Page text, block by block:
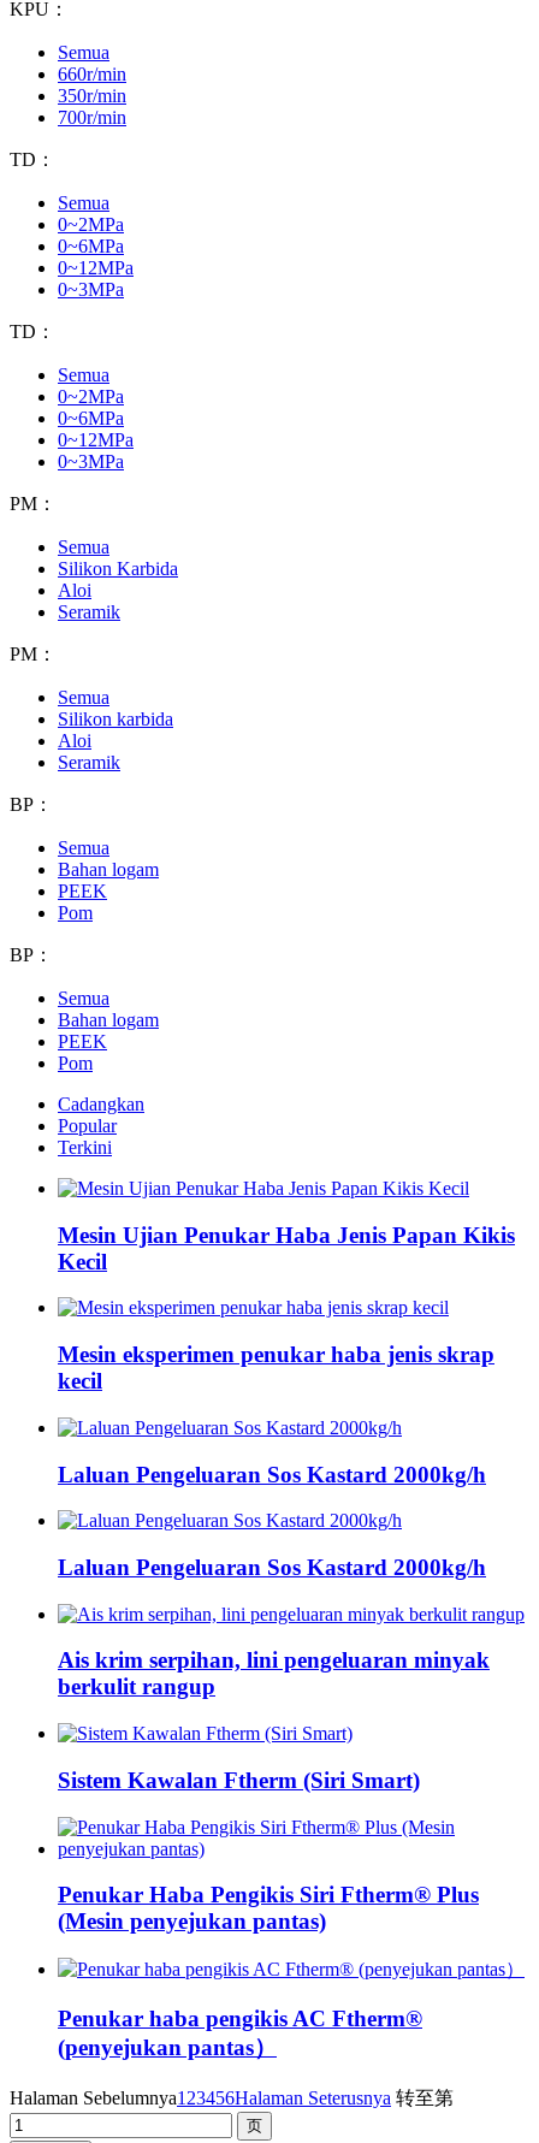
KPU：
Semua
660r/min
350r/min
700r/min
TD：
Semua
0~2MPa
0~6MPa
0~12MPa
0~3MPa
TD：
Semua
0~2MPa
0~6MPa
0~12MPa
0~3MPa
PM：
Semua
Silikon Karbida
Aloi
Seramik
PM：
Semua
Silikon karbida
Aloi
Seramik
BP：
Semua
Bahan logam
PEEK
Pom
BP：
Semua
Bahan logam
PEEK
Pom
Cadangkan
Popular
Terkini
Mesin Ujian Penukar Haba Jenis Papan Kikis
Kecil
Mesin eksperimen penukar haba jenis skrap
kecil
Laluan Pengeluaran Sos Kastard 2000kg/h
Laluan Pengeluaran Sos Kastard 2000kg/h
Ais krim serpihan, lini pengeluaran minyak
berkulit rangup
Sistem Kawalan Ftherm (Siri Smart)
Penukar Haba Pengikis Siri Ftherm® Plus
(Mesin penyejukan pantas)
Penukar haba pengikis AC Ftherm®
(penyejukan pantas）
Halaman Sebelumnya1 23456Halaman Seterusnya 转至第